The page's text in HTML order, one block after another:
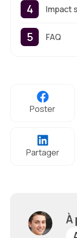
Impact
FAQ
Poster
Partager
À